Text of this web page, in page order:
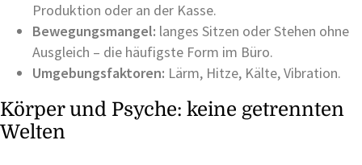
Produktion oder an der Kasse.
Bewegungsmangel: langes Sitzen oder Stehen ohne
Ausgleich – die häufigste Form im Büro.
Umgebungsfaktoren: Lärm, Hitze, Kälte, Vibration.
Körper und Psyche: keine getrennten
Welten